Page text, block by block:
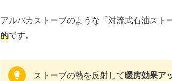
アルパカストーブのような『対流式石油スト
的です。
ストーブの熱を反射して 暖房効果ア